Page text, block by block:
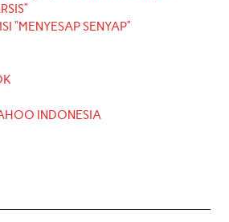
“MENYESAP SENYAP”
INDONESIA